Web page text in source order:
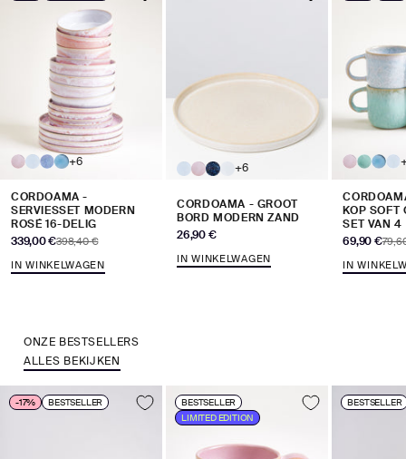
+6
CORDOAMA -
SERVIESSET MODERN
ROSÉ 16-DELIG
Aanbiedingsprijs
339,00 €Normale prijs
398,40 €
IN WINKELWAGEN
+6
CORDOAMA - GROOT
BORD MODERN ZAND
Aanbiedingsprijs
26,90 €
IN WINKELWAGEN
KOP SOFT
SET VAN 4
69,90 €
IN
ONZE BESTSELLERS
ALLES BEKIJKEN
-17% BESTSELLER
BESTSELLER
LIMITED EDITION
BESTSELLER